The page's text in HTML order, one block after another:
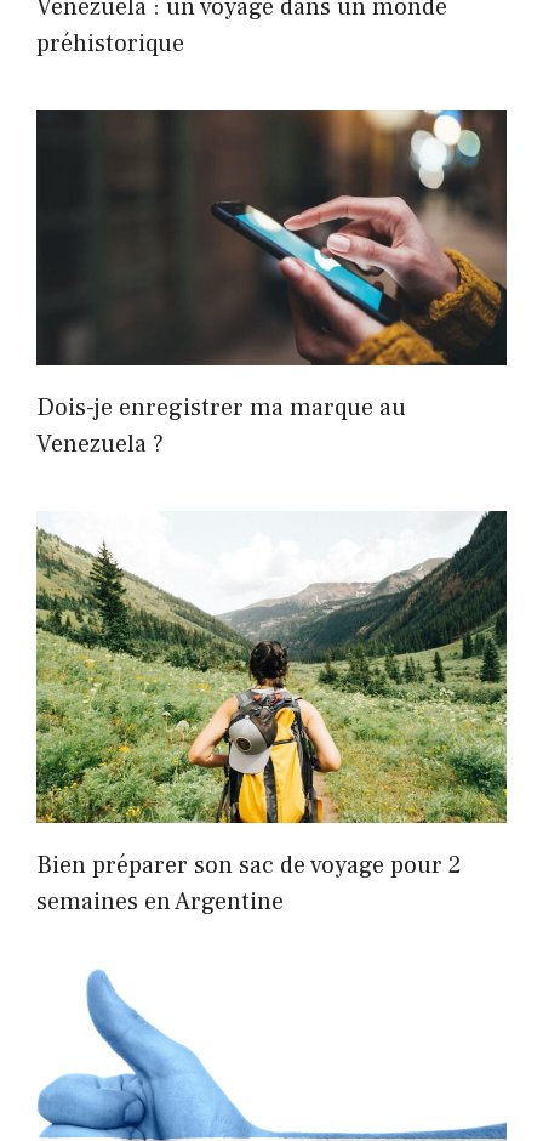
Venezuela : un voyage dans un monde
préhistorique
Dois-je enregistrer ma marque au
Venezuela ?
Bien préparer son sac de voyage pour 2
semaines en Argentine